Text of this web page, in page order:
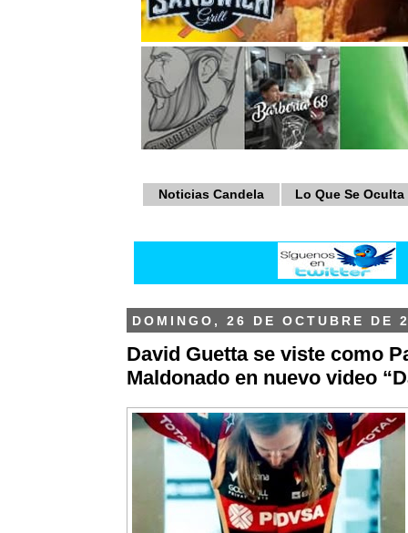
Noticias Candela Lo Que Se Oculta
DOMINGO, 26 DE OCTUBRE DE
David Guetta se viste como
Maldonado en nuevo video